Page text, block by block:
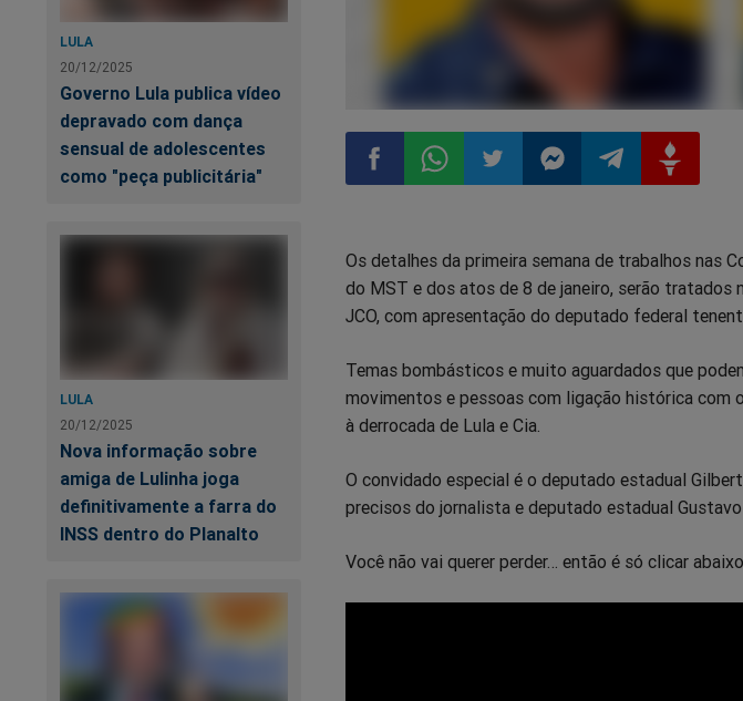
LULA
20/12/2025
Governo Lula publica vídeo
depravado com dança
sensual de adolescentes
como "peça publicitária"
LULA
20/12/2025
Nova informação sobre
amiga de Lulinha joga
definitivamente a farra do
INSS dentro do Planalto
no
Facebook
no
Whatsapp
no
Twitter
no
Messenger
no
Telegram
no
Gettr
Os detalhes da primeira semana de trabalhos nas
do MST e dos atos de 8 de janeiro, serão tratados
JCO, com apresentação do deputado federal
Temas bombásticos e muito aguardados que
movimentos e pessoas com ligação histórica com
à derrocada de Lula e Cia.
O convidado especial é o deputado estadual
precisos do jornalista e deputado estadual
Você não vai querer perder… então é só clicar